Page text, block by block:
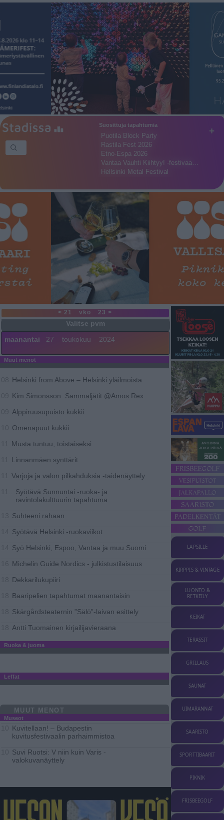
+
Suosittuja tapahtumia
Puotila Block Party
Rastila Fest 2026
Etno-Espa 2026
Vantaa Vauhti Kiihtyy! -festivaa…
Hellsinki Metal Festival
< 21 vko 23 >
maanantai 27 toukokuu 2024
Muut menot
Helsinki from Above – Helsinki yläilmoista
Kim Simonsson: Sammaljätit @Amos Rex
Alppiruusupuisto kukkii
Omenapuut kukkii
Musta tuntuu, toistaiseksi
Linnanmäen synttärit
Varjoja ja valon pilkahduksia -taidenäyttely
Syötävä Sunnuntai -ruoka- ja
ravintolakulttuurin tapahtuma
Suhteeni rahaan
Syötävä Helsinki -ruokaviikot
Syö Helsinki, Espoo, Vantaa ja muu Suomi
Michelin Guide Nordics - julkistustilaisuus
Dekkarilukupiiri
Baaripelien tapahtumat maanantaisin
Skärgårdsteaternin ”Sälö”-laivan esittely
Antti Tuomainen kirjailijavieraana
Ruoka & juoma
Leffat
MUUT MENOT
Museot
Kuvitellaan! – Budapestin
kuvitusfestivaalin parhaimmistoa
Suvi Ruotsi: V niin kuin Varis -
valokuvanäyttely
LAPSILLE
KIRPPIS & VINTAGE
LUONTO &
RETKEILY
KEIKAT
TERASSIT
GRILLAUS
SAUNAT
UIMARANNAT
SAARISTO
SPORTTIBAARIT
PIKNIK
FRISBEEGOLF